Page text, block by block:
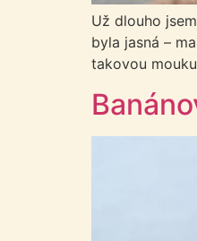
Už dlouho
byla jasná –
takovou